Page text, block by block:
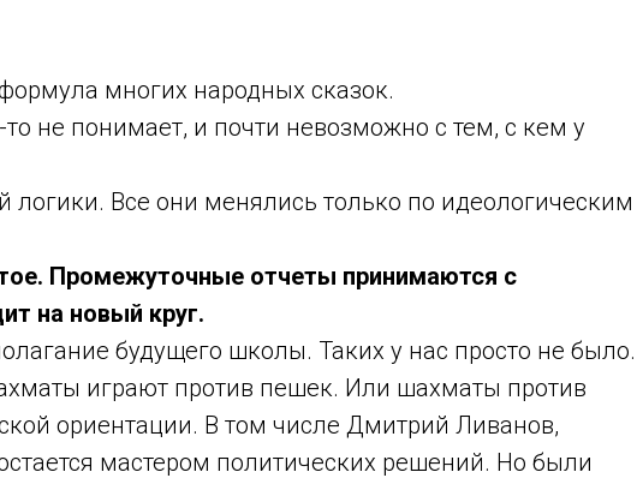
многих народных сказок.
не понимает, и почти невозможно с тем, с кем у
логики. Все они менялись только по идеологическим
Промежуточные отчеты принимаются с
на новый круг.
будущего школы. Таких у нас просто не было.
играют против пешек. Или шахматы против
ориентации. В том числе Дмитрий Ливанов,
мастером политических решений. Но были